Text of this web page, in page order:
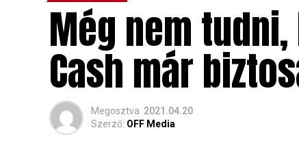
Még nem
Cash már
Megosztva 2021.04.20
Szerző: OFF Media